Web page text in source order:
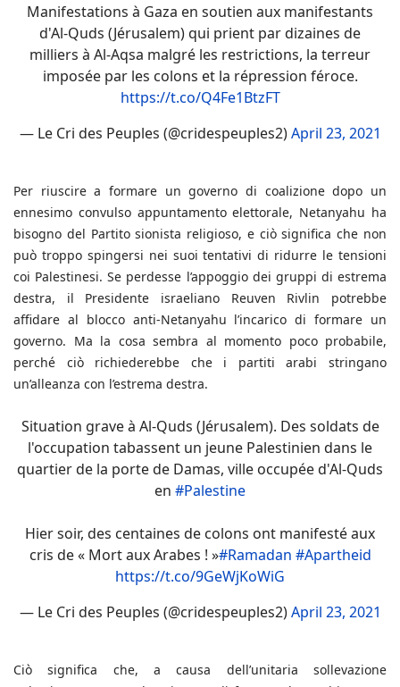
Manifestations à Gaza en soutien aux manifestants
d'Al-Quds (Jérusalem) qui prient par dizaines de
milliers à Al-Aqsa malgré les restrictions, la terreur
imposée par les colons et la répression féroce.
https://t.co/Q4Fe1BtzFT
— Le Cri des Peuples (@cridespeuples2)April 23, 2021
Per riuscire a formare un governo di coalizione dopo un
ennesimo convulso appuntamento elettorale, Netanyahu ha
bisogno del Partito sionista religioso, e ciò significa che non
può troppo spingersi nei suoi tentativi di ridurre le tensioni
coi Palestinesi. Se perdesse l’appoggio dei gruppi di estrema
destra, il Presidente israeliano Reuven Rivlin potrebbe
affidare al blocco anti-Netanyahu l’incarico di formare un
governo. Ma la cosa sembra al momento poco probabile,
perché ciò richiederebbe che i partiti arabi stringano
un’alleanza con l’estrema destra.
Situation grave à Al-Quds (Jérusalem). Des soldats de
l'occupation tabassent un jeune Palestinien dans le
quartier de la porte de Damas, ville occupée d'Al-Quds
en #Palestine
Hier soir, des centaines de colons ont manifesté aux
cris de « Mort aux Arabes ! »#Ramadan #Apartheid
https://t.co/9GeWjKoWiG
— Le Cri des Peuples (@cridespeuples2)April 23, 2021
Ciò significa che, a causa dell’unitaria sollevazione